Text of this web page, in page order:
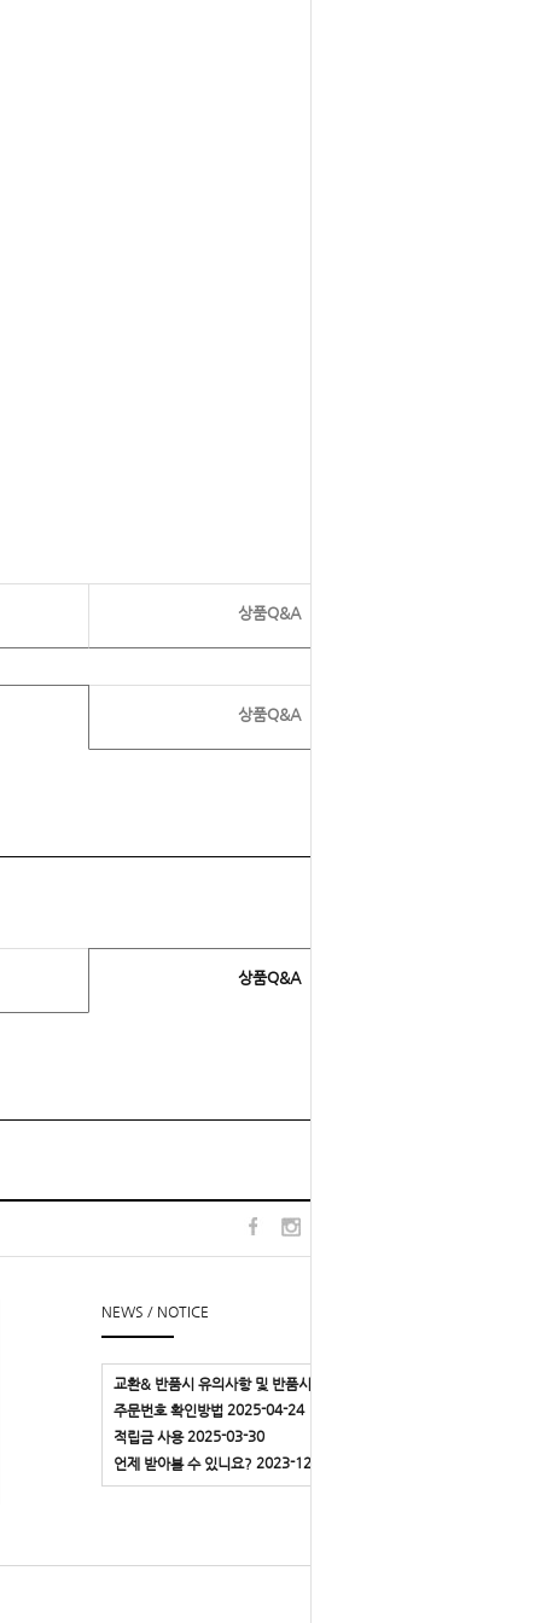
상품Q&A
상품Q&A
상품Q&A
NEWS / NOTICE
교환& 반품시 유의사항 및 반품시 주소
주문번호 확인방법 2025-04-24
적립금 사용2025-03-30
언제 받아볼 수 있니요? 2023-12-03